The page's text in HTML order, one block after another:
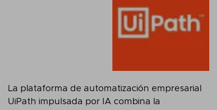
La plataforma de automatización empresarial
UiPath impulsada por IA combina la